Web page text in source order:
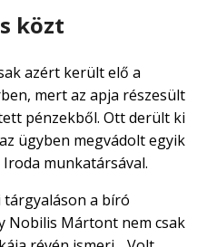
közt
azért került elő a
mert az apja részesült
pénzekből. Ott derült ki
ügyben megvádolt egyik
Iroda munkatársával.
tárgyaláson a bíró
Nobilis Mártont nem csak